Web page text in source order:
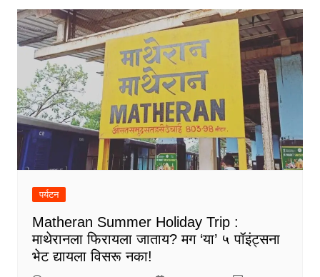
पर्यटन
Matheran Summer Holiday Trip :
माथेरानला फिरायला जाताय? मग ‘या’ ५ पॉइंट्सना
भेट द्यायला विसरू नका!